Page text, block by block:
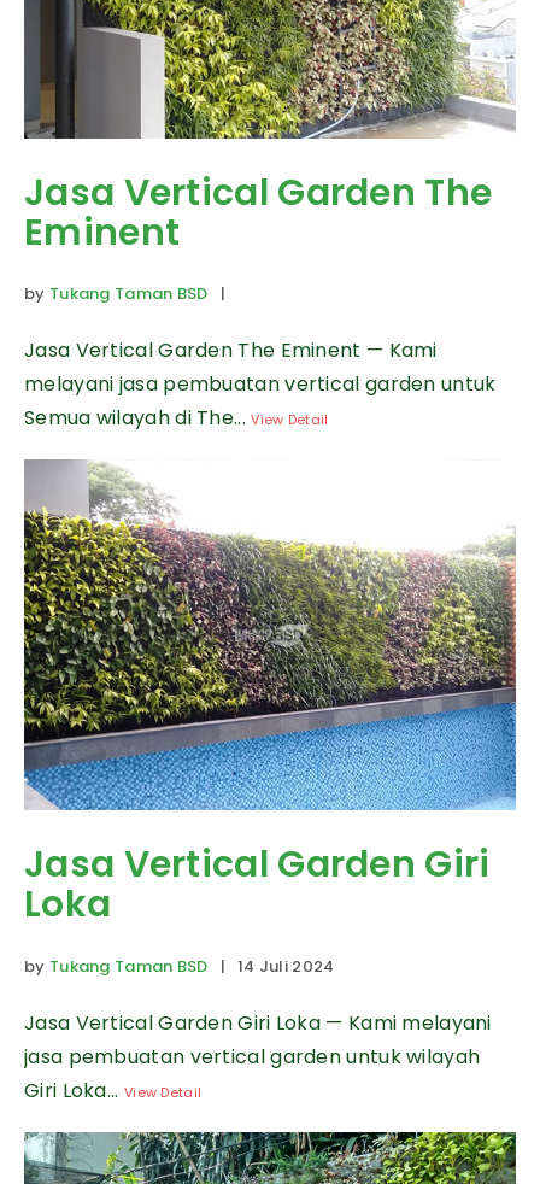
Jasa Vertical Garden The
Eminent
by Tukang Taman BSD |
Jasa Vertical Garden The Eminent — Kami
melayani jasa pembuatan vertical garden untuk
Semua wilayah di The...View Detail
Jasa Vertical Garden Giri
Loka
by Tukang Taman BSD | 14 Juli 2024
Jasa Vertical Garden Giri Loka — Kami melayani
jasa pembuatan vertical garden untuk wilayah
Giri Loka... View Detail